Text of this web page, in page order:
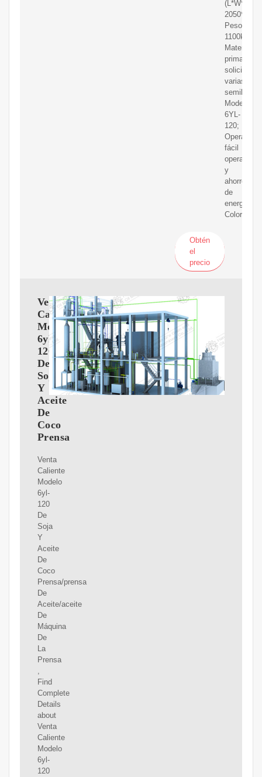
(L*W*H):
Peso:
1100kg;
Materia
prima:
solicitar
varias
semillas;
Modelo:
6YL-
120;
Operación:
fácil
operación
y
ahorro
de
energía;
Color
Obtén
el
precio
Venta
Caliente
Modelo
6yl-
120
De
Soja
Y
Aceite
De
Coco
Prensa
Venta
Caliente
Modelo
6yl-
120
De
Soja
Y
Aceite
De
Coco
Prensa/prensa
De
Aceite/aceite
De
Máquina
De
La
Prensa
,
Find
Complete
Details
about
Venta
Caliente
Modelo
6yl-
120